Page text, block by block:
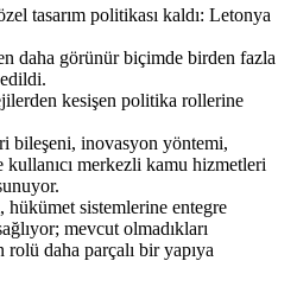
tasarım politikası kaldı: Letonya
daha görünür biçimde birden fazla
kesişen politika rollerine
bileşeni, inovasyon yöntemi,
merkezli kamu hizmetleri
hükümet sistemlerine entegre
mevcut olmadıkları
rolü daha parçalı bir yapıya